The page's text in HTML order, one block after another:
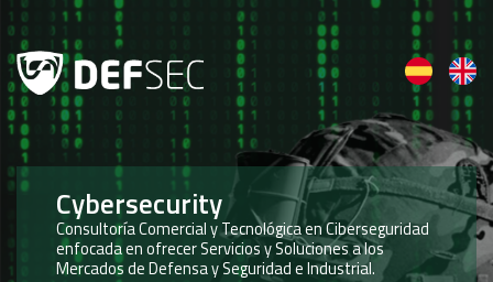
Cybersecurity
Consultoría Comercial y Tecnológica en Ciberseguridad
enfocada en ofrecer Servicios y Soluciones a los
Mercados de Defensa y Seguridad e Industrial.